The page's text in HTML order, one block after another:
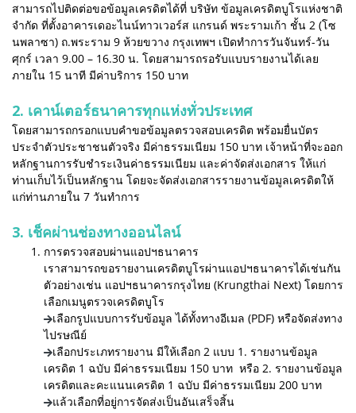
สามารถไปติดต่อขอข้อมูลเครดิตได้ที่ บริษัท ข้อมูลเครดิตบูโรแห่งชาติ
จำกัด ที่ตั้งอาคารเดอะไนน์ทาวเวอร์ส แกรนด์ พระรามเก้า ชั้น 2 (โซ
นพลาซา) ถ.พระราม 9 ห้วยขวาง กรุงเทพฯ เปิดทำการวันจันทร์-วัน
ศุกร์ เวลา 9.00 – 16.30 น. โดยสามารถรอรับแบบรายงานได้เลย
ภายใน 15 นาที มีค่าบริการ 150 บาท
2. เคาน์เตอร์ธนาคารทุกแห่งทั่วประเทศ
โดยสามารถกรอกแบบคำขอข้อมูลตรวจสอบเครดิต พร้อมยื่นบัตร
ประจำตัวประชาชนตัวจริง มีค่าธรรมเนียม 150 บาท เจ้าหน้าที่จะออก
หลักฐานการรับชำระเงินค่าธรรมเนียม และค่าจัดส่งเอกสาร ให้แก่
ท่านเก็บไว้เป็นหลักฐาน โดยจะจัดส่งเอกสารรายงานข้อมูลเครดิตให้
แก่ท่านภายใน 7 วันทำการ
3. เช็คผ่านช่องทางออนไลน์
การตรวจสอบผ่านแอปฯธนาคาร
เราสามารถขอรายงานเครดิตบูโรผ่านแอปฯธนาคารได้เช่นกัน
ตัวอย่างเช่น แอปฯธนาคารกรุงไทย (Krungthai Next) โดยการ
เลือกเมนูตรวจเครดิตบูโร
เลือกรูปแบบการรับข้อมูล ได้ทั้งทางอีเมล (PDF) หรือจัดส่งทาง
ไปรษณีย์
เลือกประเภทรายงาน มีให้เลือก 2 แบบ 1. รายงานข้อมูล
เครดิต 1 ฉบับ มีค่าธรรมเนียม 150 บาท หรือ 2. รายงานข้อมูล
เครดิตและคะแนนเครดิต 1 ฉบับ มีค่าธรรมเนียม 200 บาท
แล้วเลือกที่อยู่การจัดส่งเป็นอันเสร็จสิ้น